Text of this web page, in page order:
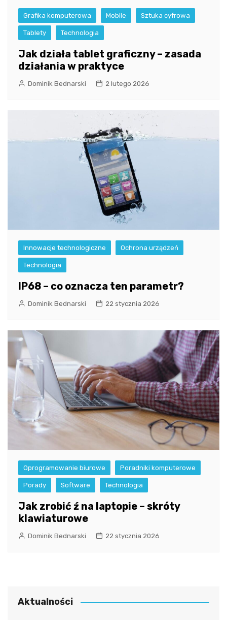
Grafika komputerowa Mobile Sztuka cyfrowa
Tablety Technologia
Jak działa tablet graficzny – zasada
działania w praktyce
Dominik Bednarski 2 lutego 2026
Innowacje technologiczne Ochrona urządzeń
Technologia
IP68 – co oznacza ten parametr?
Dominik Bednarski 22 stycznia 2026
Oprogramowanie biurowe Poradniki komputerowe
Porady Software Technologia
Jak zrobić ź na laptopie – skróty
klawiaturowe
Dominik Bednarski 22 stycznia 2026
Aktualności